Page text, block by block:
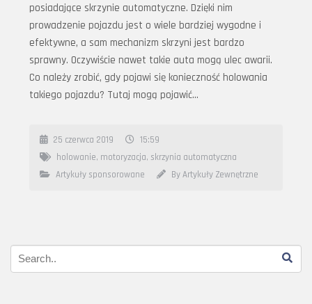
posiadające skrzynie automatyczne. Dzięki nim
prowadzenie pojazdu jest o wiele bardziej wygodne i
efektywne, a sam mechanizm skrzyni jest bardzo
sprawny. Oczywiście nawet takie auta mogą ulec awarii.
Co należy zrobić, gdy pojawi się konieczność holowania
takiego pojazdu? Tutaj mogą pojawić…
25 czerwca 2019
15:59
holowanie, motoryzacja, skrzynia automatyczna
Artykuły sponsorowane
By Artykuły Zewnętrzne